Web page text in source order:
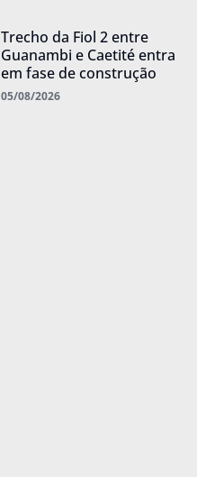
Trecho da Fiol 2 entre
Guanambi e Caetité entra
em fase de construção
05/08/2026